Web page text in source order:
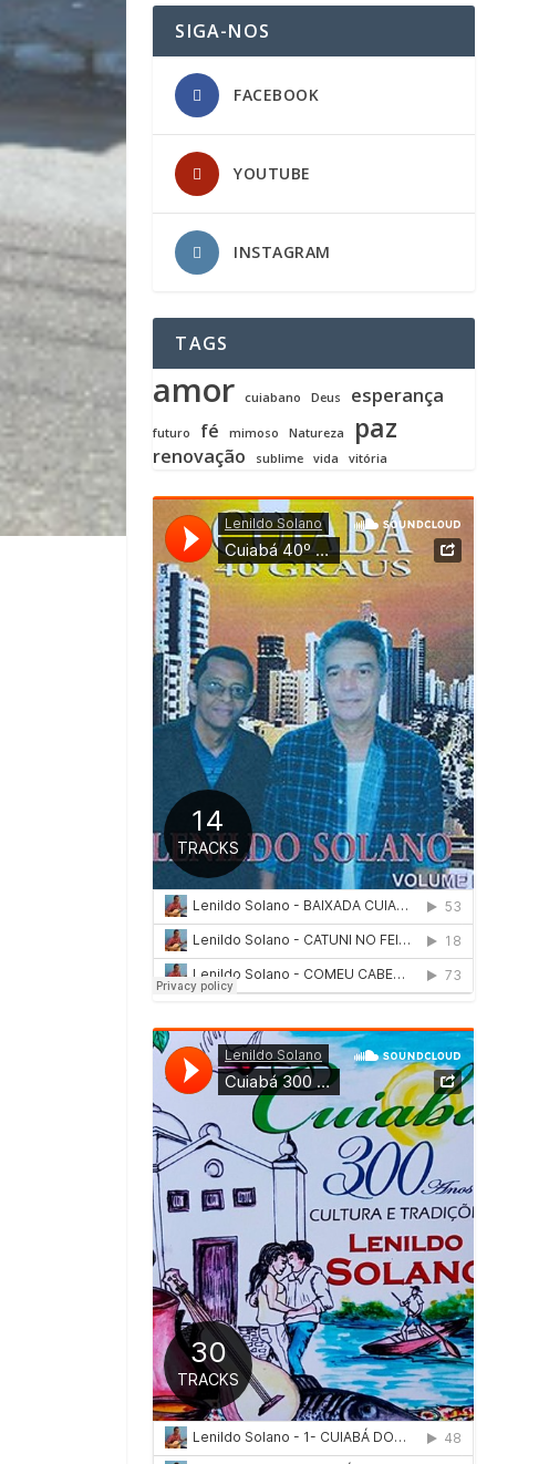
SIGA-NOS
FACEBOOK
YOUTUBE
INSTAGRAM
TAGS
amor cuiabano Deus esperança
futuro fé mimoso Natureza paz
renovação sublime vida vitória